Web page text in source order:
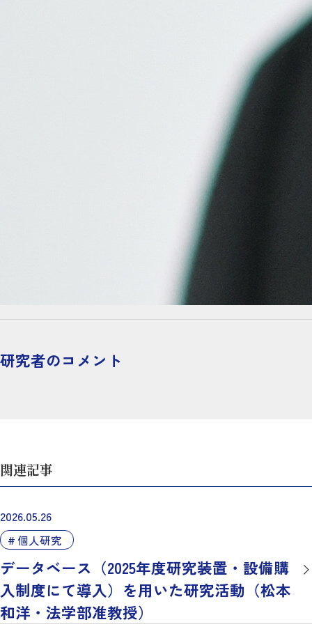
研究者のコメント
関連記事
2026.05.26
個人研究
データベース（2025年度研究装置・設備購
入制度にて導入）を用いた研究活動（松本
和洋・法学部准教授）